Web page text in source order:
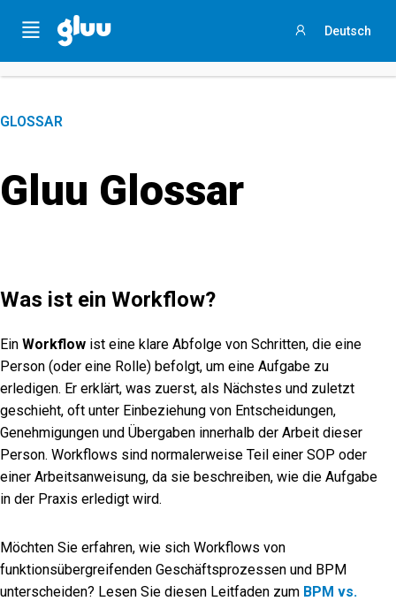
Menu Deutsch
GLOSSAR
Gluu Glossar
Was ist ein Workflow?
Ein Workflow ist eine klare Abfolge von Schritten, die eine
Person (oder eine Rolle) befolgt, um eine Aufgabe zu
erledigen. Er erklärt, was zuerst, als Nächstes und zuletzt
geschieht, oft unter Einbeziehung von Entscheidungen,
Genehmigungen und Übergaben innerhalb der Arbeit dieser
Person. Workflows sind normalerweise Teil einer SOP oder
einer Arbeitsanweisung, da sie beschreiben, wie die Aufgabe
in der Praxis erledigt wird.
Möchten Sie erfahren, wie sich Workflows von
funktionsübergreifenden Geschäftsprozessen und BPM
unterscheiden? Lesen Sie diesen Leitfaden zum BPM vs.
Holen Sie sich Ihren Process Success Benchmark 2025
indem Sie